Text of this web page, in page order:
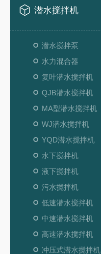
潜水搅拌机
潜水搅拌泵
水力混合器
复叶潜水搅拌机
QJB潜水搅拌机
MA型潜水搅拌机
WJ潜水搅拌机
YQD潜水搅拌机
水下搅拌机
液下搅拌机
污水搅拌机
低速潜水搅拌机
中速潜水搅拌机
高速潜水搅拌机
冲压式潜水搅拌机